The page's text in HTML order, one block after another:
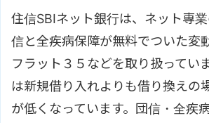
住信SBIネット銀行は、ネット専
信と全疾病保障が無料でついた変
フラット３５などを取り扱ってい
は新規借り入れよりも借り換えの
が低くなっています。団信・全疾